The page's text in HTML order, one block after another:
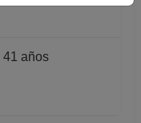
41 años